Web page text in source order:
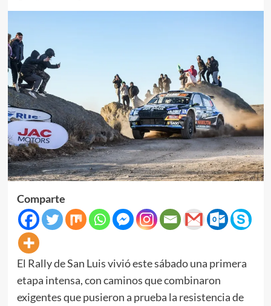
Comparte
El Rally de San Luis vivió este sábado una primera
etapa intensa, con caminos que combinaron
exigentes que pusieron a prueba la resistencia de